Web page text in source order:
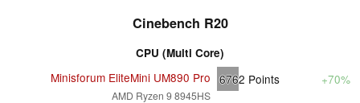
Cinebench R20
CPU (Multi Core)
Minisforum EliteMini UM890 Pro
AMD Ryzen 9 8945HS
6762 Points +70%